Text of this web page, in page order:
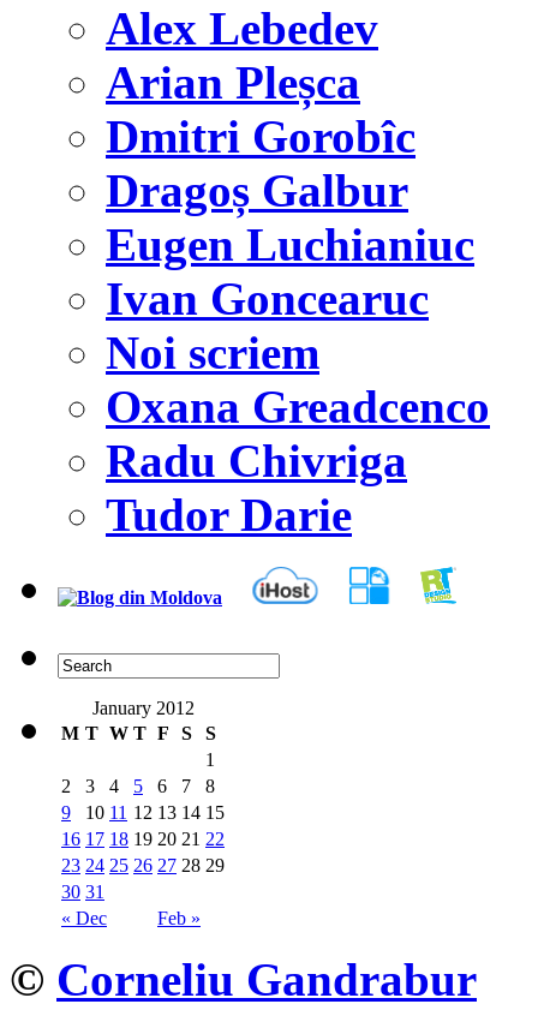
Alex Lebedev
Arian Pleșca
Dmitri Gorobîc
Dragoș Galbur
Eugen Luchianiuc
Ivan Goncearuc
Noi scriem
Oxana Greadcenco
Radu Chivriga
Tudor Darie
January 2012
M T W T F S S
« Dec Feb »
1
2
3 4 5 6 7
8
9
10 11 12 13 14 15
16 17 18 19 20 21 22
23 24 25 26 27 28 29
30 31
© Corneliu Gandrabur